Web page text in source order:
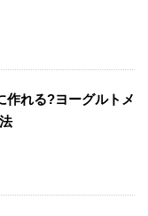
作れる?ヨーグルトメ